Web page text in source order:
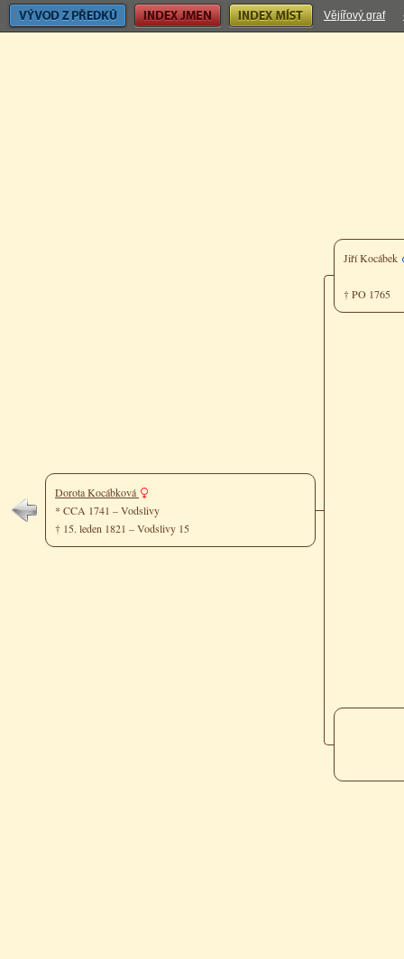
Vývod z předků Index jmen Index míst Vějířový graf
Dorota Kocábková
* CCA 1741 – Vodslivy
† 15. leden 1821 – Vodslivy 15
Jiří Kocábek
† PO 1765